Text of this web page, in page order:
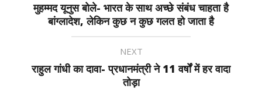
मुहम्मद यूनुस बोले- भारत के साथ अच्छे संबंध चाहता है
बांग्लादेश, लेकिन कुछ न कुछ गलत हो जाता है
NEXT
राहुल गांधी का दावा- प्रधानमंत्री ने 11 वर्षों में हर वादा
तोड़ा